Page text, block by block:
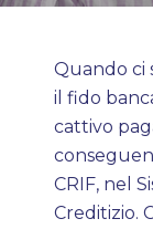
Quando ci
il fido
cattivo
CRIF, nel
Creditizio.